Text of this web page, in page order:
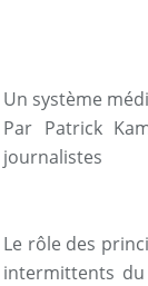
Un système
Par Patrick
journalistes
Le rôle des
intermittents du